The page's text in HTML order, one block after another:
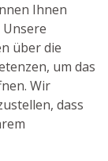
Ihnen
über die
um das
Wir
dass